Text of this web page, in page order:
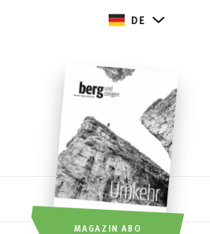
DE
MAGAZIN ABO